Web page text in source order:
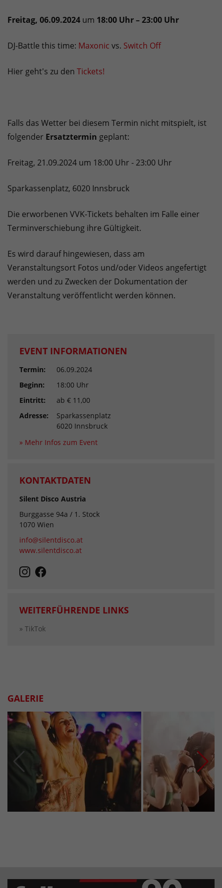
Freitag, 06.09.2024 um 18:00 Uhr – 23:00 Uhr
DJ-Battle this time: Maxonic vs. Switch Off
Hier geht's zu den Tickets!
Falls das Wetter bei diesem Termin nicht mitspielt, ist
folgender Ersatztermin geplant:
Freitag, 21.09.2024 um 18:00 Uhr - 23:00 Uhr
Sparkassenplatz, 6020 Innsbruck
Die erworbenen VVK-Tickets behalten im Falle einer
Terminverschiebung ihre Gültigkeit.
Es wird darauf hingewiesen, dass am
Veranstaltungsort Fotos und/oder Videos angefertigt
werden und zu Zwecken der Dokumentation der
Veranstaltung veröffentlicht werden können.
EVENT INFORMATIONEN
Termin:
06.09.2024
Beginn:
18:00 Uhr
Eintritt:
ab € 11,00
Adresse:
Sparkassenplatz
6020 Innsbruck
» Mehr Infos zum Event
KONTAKTDATEN
Silent Disco Austria
Burggasse 94a / 1. Stock
1070 Wien
info@silentdisco.at
www.silentdisco.at
WEITERFÜHRENDE LINKS
» TikTok
GALERIE